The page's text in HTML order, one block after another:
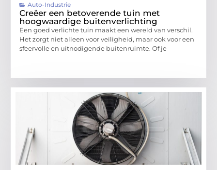
Auto-Industrie
Creëer een betoverende tuin met
hoogwaardige buitenverlichting
Een goed verlichte tuin maakt een wereld van verschil.
Het zorgt niet alleen voor veiligheid, maar ook voor een
sfeervolle en uitnodigende buitenruimte. Of je